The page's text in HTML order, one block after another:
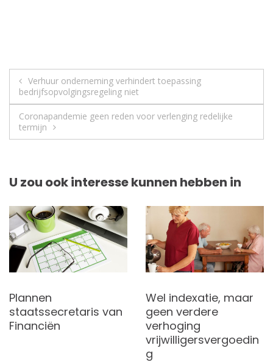
Berichtnavigatie
Verhuur onderneming verhindert toepassing
bedrijfsopvolgingsregeling niet
Coronapandemie geen reden voor verlenging redelijke
termijn
U zou ook interesse kunnen hebben in
Plannen
staatssecretaris van
Financiën
Wel indexatie, maar
geen verdere
verhoging
vrijwilligersvergoedin
g